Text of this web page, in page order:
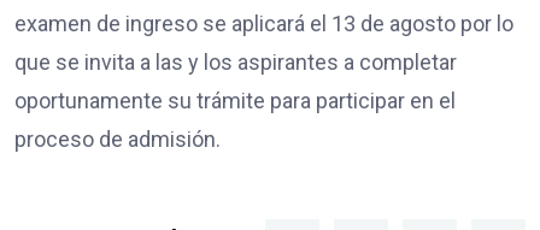
examen de ingreso se aplicará el 13 de agosto por lo
que se invita a las y los aspirantes a completar
oportunamente su trámite para participar en el
proceso de admisión.